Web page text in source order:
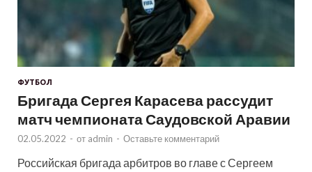
ФУТБОЛ
Бригада Сергея Карасева рассудит
матч чемпионата Саудовской Аравии
02.05.2022 - от admin - Оставьте комментарий
Российская бригада арбитров во главе с Сергеем